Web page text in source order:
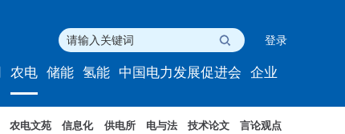
登录
农电 储能 氢能 中国电力发展促进会 企业
农电文苑 信息化 供电所 电与法 技术论文 言论观点